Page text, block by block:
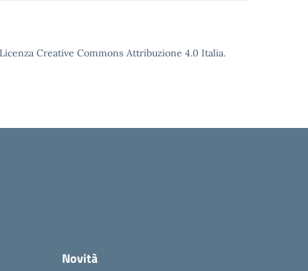
Creative Commons Attribuzione 4.0 Italia.
Novità